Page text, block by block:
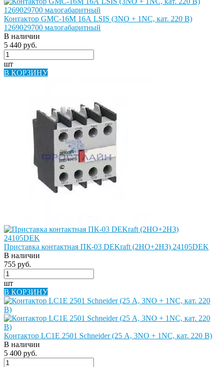
Контактор GMC-16M 16А LSIS (3NO + 1NC, кат. 220 В)
1269029700 малогабаритный
В наличии
5 440 руб.
шт
В КОРЗИНУ
Приставка контактная ПК-03 DEKraft (2НО+2НЗ) 24105DEK
В наличии
755 руб.
шт
В КОРЗИНУ
Контактор LC1E 2501 Schneider (25 А, 3NO + 1NC, кат. 220 В)
В наличии
5 400 руб.